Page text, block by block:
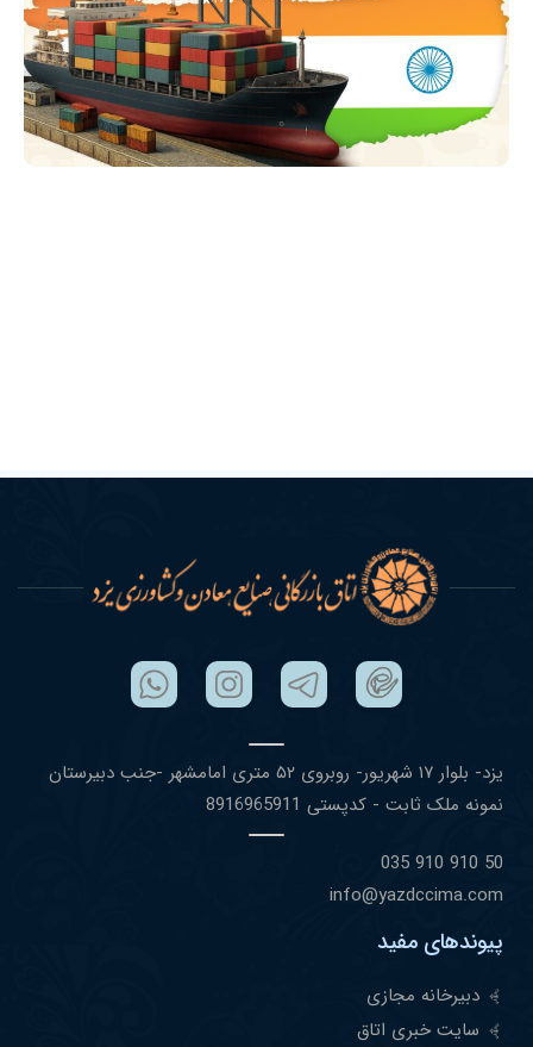
یزد- بلوار ١٧ شهریور- روبروی ۵٢ متری امامشهر -جنب دبیرستان
نمونه ملک ثابت - کدپستی 8916965911
50 910 910 035
info@yazdccima.com
پیوندهای مفید
دبیرخانه مجازی
سایت خبری اتاق